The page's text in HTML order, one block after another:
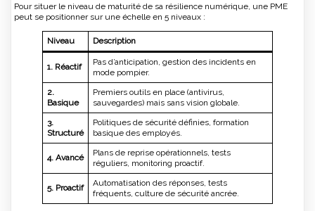
Pour situer le niveau de maturité de sa résilience numérique, une PME
peut se positionner sur une échelle en 5 niveaux :
Niveau Description
1. Réactif
Pas d’anticipation, gestion des incidents en
mode pompier.
2.
Basique
Premiers outils en place (antivirus,
sauvegardes) mais sans vision globale.
3.
Structuré
Politiques de sécurité définies, formation
basique des employés.
4. Avancé
Plans de reprise opérationnels, tests
réguliers, monitoring proactif.
5. Proactif
Automatisation des réponses, tests
fréquents, culture de sécurité ancrée.